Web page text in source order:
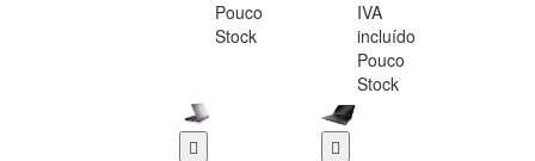
Pouco
Stock
IVA
incluído
Pouco
Stock